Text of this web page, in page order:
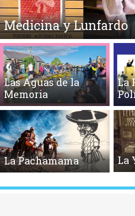
Medicina y Lunfardo
Las Aguas de la
Memoria
La
La Pachamama La